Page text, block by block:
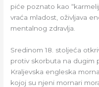
piće poznato kao
vraća mladost, oživljava
mentalnog zdravlja.
Sredinom 18. stoljeća
protiv skorbuta na dugim
Kraljevska engleska
kojoj su njeni mornari